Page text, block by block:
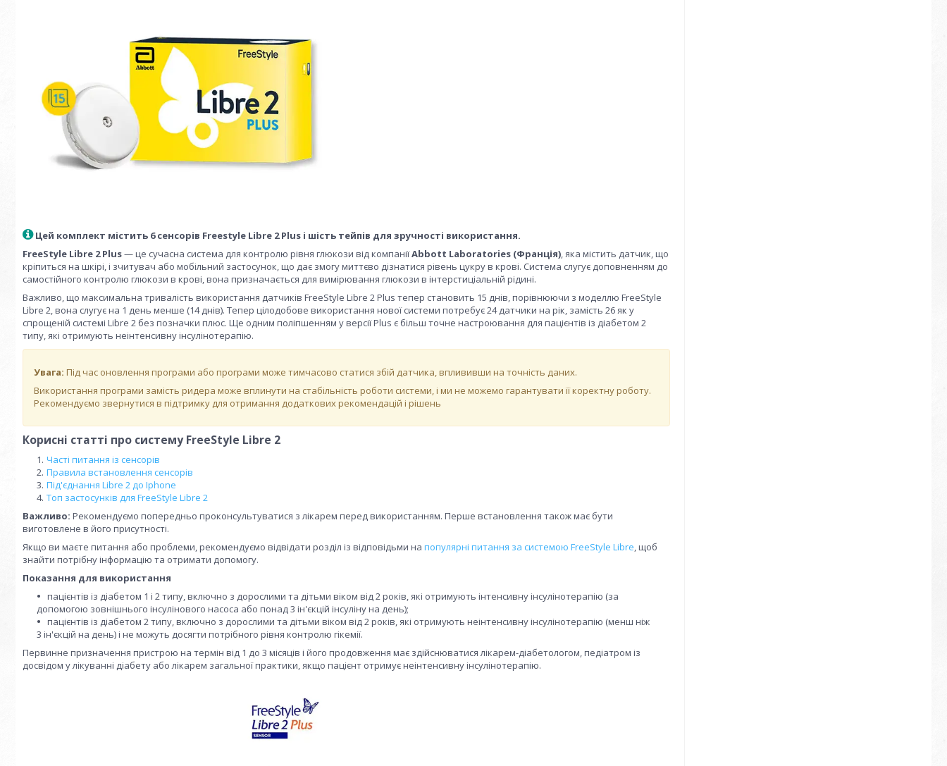
Цей комплект містить 6 сенсорів Freestyle Libre 2 Plus і шість тейпів для зручності використання.
FreeStyle Libre 2 Plus— це сучасна система для контролю рівня глюкози від компаніїAbbott Laboratories (Франція) , яка містить датчик, що
кріпиться на шкірі, і зчитувач або мобільний застосунок, що дає змогу миттєво дізнатися рівень цукру в крові. Система слугує доповненням до
самостійного контролю глюкози в крові, вона призначається для вимірювання глюкози в інтерстиціальній рідині.
Важливо, що максимальна тривалість використання датчиків FreeStyle Libre 2 Plus тепер становить 15 днів, порівнюючи з моделлю FreeStyle
Libre 2, вона слугує на 1 день менше (14 днів). Тепер цілодобове використання нової системи потребує 24 датчики на рік, замість 26 як у
спрощеній системі Libre 2 без позначки плюс. Ще одним поліпшенням у версії Plus є більш точне настроювання для пацієнтів із діабетом 2
типу, які отримують неінтенсивну інсулінотерапію.
Увага: Під час оновлення програми або програми може тимчасово статися збій датчика, вплививши на точність даних.
Використання програми замість ридера може вплинути на стабільність роботи системи, і ми не можемо гарантувати її коректну роботу.
Рекомендуємо звернутися в підтримку для отримання додаткових рекомендацій і рішень
Корисні статті про систему FreeStyle Libre 2
Часті питання із сенсорів
Правила встановлення сенсорів
Під'єднання Libre 2 до Iphone
Топ застосунків для FreeStyle Libre 2
Важливо: Рекомендуємо попередньо проконсультуватися з лікарем перед використанням. Перше встановлення також має бути
виготовлене в його присутності.
Якщо ви маєте питання або проблеми, рекомендуємо відвідати розділ із відповідьми на популярні питання за системою FreeStyle Libre , щоб
знайти потрібну інформацію та отримати допомогу.
Показання для використання
пацієнтів із діабетом 1 і 2 типу, включно з дорослими та дітьми віком від 2 років, які отримують інтенсивну інсулінотерапію (за
допомогою зовнішнього інсулінового насоса або понад 3 ін'єкцій інсуліну на день);
пацієнтів із діабетом 2 типу, включно з дорослими та дітьми віком від 2 років, які отримують неінтенсивну інсулінотерапію (менш ніж
3 ін'єкцій на день) і не можуть досягти потрібного рівня контролю гікемії.
Первинне призначення пристрою на термін від 1 до 3 місяців і його продовження має здійснюватися лікарем-діабетологом, педіатром із
досвідом у лікуванні діабету або лікарем загальної практики, якщо пацієнт отримує неінтенсивну інсулінотерапію.